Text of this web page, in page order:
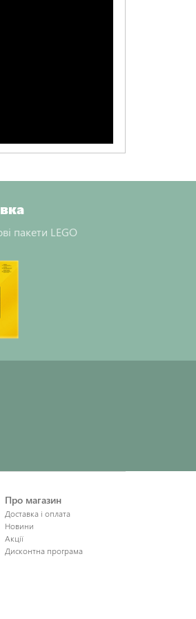
пакети LEGO
Про магазин
Доставка і оплата
Новини
Акції
Дисконтна програма